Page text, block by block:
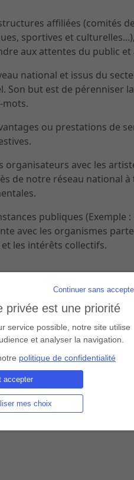
affiliées (comités
sportives et
aux attentes du public
national et issus du
but est de pérenniser
ou prestations de
organisateurs avec les
de notre réseau national
publiques (Exemple
avec les organismes
les intérêts collectifs.
Continuer sans
privée est une priorité
service possible, notre site utilise
et analyser la navigation.
politique de confidentialité
accepter
mes choix